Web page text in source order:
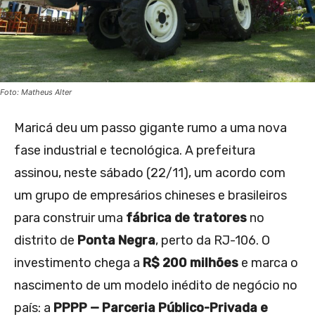
Foto: Matheus Alter
Maricá deu um passo gigante rumo a uma nova
fase industrial e tecnológica. A prefeitura
assinou, neste sábado (22/11), um acordo com
um grupo de empresários chineses e brasileiros
para construir uma fábrica de tratores no
distrito de Ponta Negra, perto da RJ-106. O
investimento chega a R$ 200 milhões e marca o
nascimento de um modelo inédito de negócio no
país: a PPPP — Parceria Público-Privada e